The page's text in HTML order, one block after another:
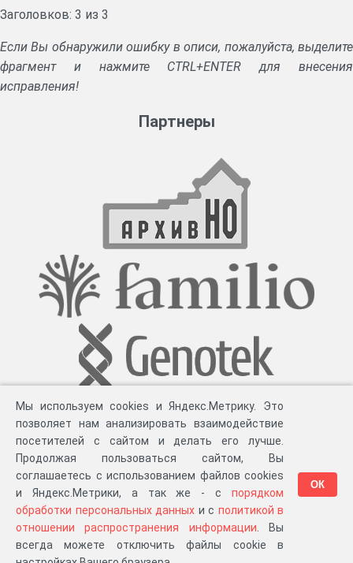
раскладочному сбору.
Заголовков: 3 из 3
Если Вы обнаружили ошибку в описи, пожалуйста, выделите
фрагмент и нажмите CTRL+ENTER для внесения
исправления!
Партнеры
Разработка компании «Великіе предки», 2023-2026 гг. Блог.Суть проекта
Персональные данные.Распространение информации . ЧаВО. Сборка 111.35
Мы используем cookies и Яндекс.Метрику. Это
позволяет нам анализировать взаимодействие
посетителей с сайтом и делать его лучше.
Продолжая пользоваться сайтом, Вы
соглашаетесь с использованием файлов cookies
и Яндекс.Метрики, а так же - с порядком
обработки персональных данных и с политикой в
отношении распространения информации . Вы
всегда можете отключить файлы cookie в
ОК
в «Мои документы»